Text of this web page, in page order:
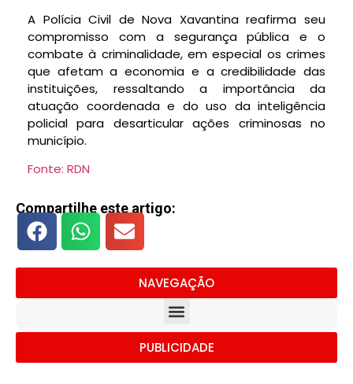
A Polícia Civil de Nova Xavantina reafirma seu
compromisso com a segurança pública e o
combate à criminalidade, em especial os crimes
que afetam a economia e a credibilidade das
instituições, ressaltando a importância da
atuação coordenada e do uso da inteligência
policial para desarticular ações criminosas no
município.
Fonte: RDN
Compartilhe este artigo:
NAVEGAÇÃO
PUBLICIDADE